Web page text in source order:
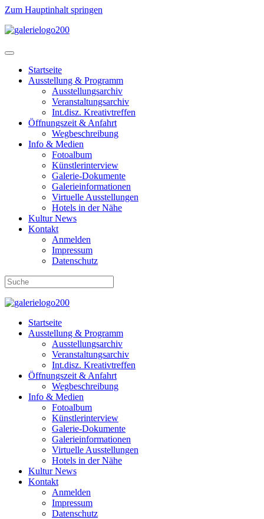
Zum Hauptinhalt springen
Startseite
Ausstellung & Programm
Ausstellungsarchiv
Veranstaltungsarchiv
Int.disz. Kreativtreffen
Öffnungszeit & Anfahrt
Wegbeschreibung
Info & Medien
Fotoalbum
Künstlerinterview
Galerie-Dokumente
Galerieinformationen
Virtuelle Ausstellungen
Hotels in der Nähe
Kultur News
Kontakt
Anmelden
Impressum
Datenschutz
Startseite
Ausstellung & Programm
Ausstellungsarchiv
Veranstaltungsarchiv
Int.disz. Kreativtreffen
Öffnungszeit & Anfahrt
Wegbeschreibung
Info & Medien
Fotoalbum
Künstlerinterview
Galerie-Dokumente
Galerieinformationen
Virtuelle Ausstellungen
Hotels in der Nähe
Kultur News
Kontakt
Anmelden
Impressum
Datenschutz